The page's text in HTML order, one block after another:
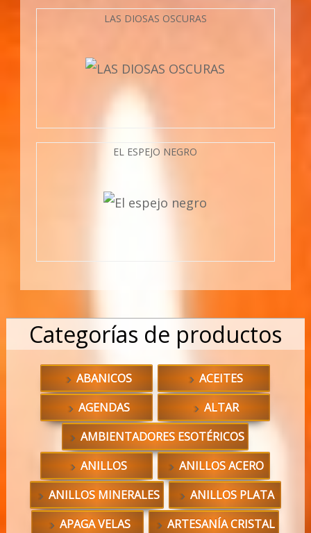
LAS DIOSAS OSCURAS
EL ESPEJO NEGRO
Categorías de productos
ABANICOS
ACEITES
AGENDAS
ALTAR
AMBIENTADORES ESOTÉRICOS
ANILLOS
ANILLOS ACERO
ANILLOS MINERALES
ANILLOS PLATA
APAGA VELAS
ARTESANÍA CRISTAL